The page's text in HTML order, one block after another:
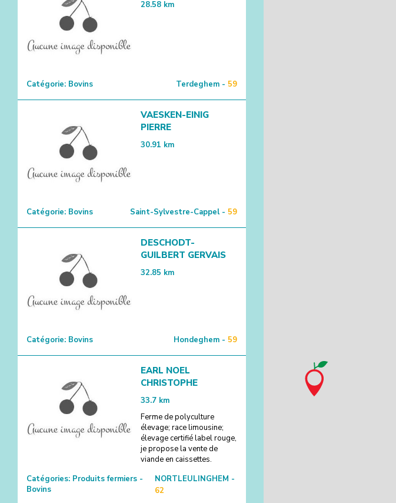
28.58 km
Catégorie: Bovins Terdeghem - 59
VAESKEN-EINIG
PIERRE
30.91 km
Catégorie: Bovins Saint-Sylvestre-Cappel - 59
DESCHODT-
GUILBERT GERVAIS
32.85 km
Catégorie: Bovins Hondeghem - 59
EARL NOEL
CHRISTOPHE
33.7 km
Ferme de polyculture
élevage; race limousine;
élevage certifié label rouge,
je propose la vente de
viande en caissettes.
Catégories: Produits fermiers -
Bovins
NORTLEULINGHEM -
62